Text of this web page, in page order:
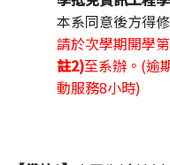
本系同意後方得
請於次學期開學
註2)至系辦。(逾
動服務8小時)